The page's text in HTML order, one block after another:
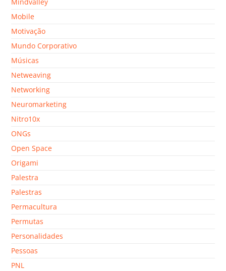
Mindvalley
Mobile
Motivação
Mundo Corporativo
Músicas
Netweaving
Networking
Neuromarketing
Nitro10x
ONGs
Open Space
Origami
Palestra
Palestras
Permacultura
Permutas
Personalidades
Pessoas
PNL